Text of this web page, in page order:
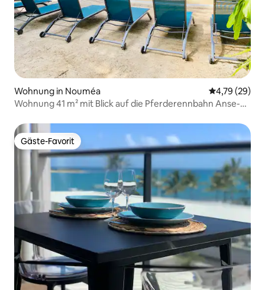
Wohnung in Nouméa
4,79 (29)
Wohnung 41 m² mit Blick auf die Pferderennbahn Anse-
Gäste-Favorit
Gäste-Favorit